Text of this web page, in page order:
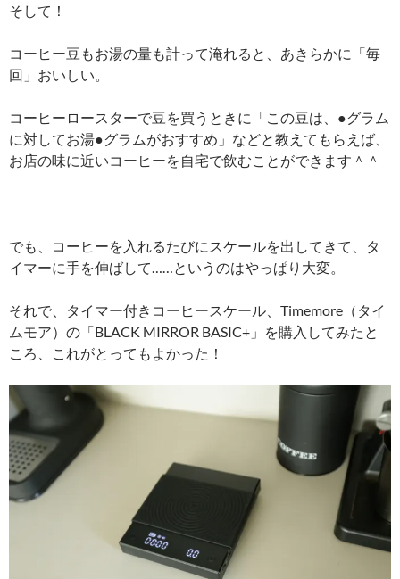
そして！
コーヒー豆もお湯の量も計って淹れると、あきらかに「毎
回」おいしい。
コーヒーロースターで豆を買うときに「この豆は、●グラム
に対してお湯●グラムがおすすめ」などと教えてもらえば、
お店の味に近いコーヒーを自宅で飲むことができます＾＾
でも、コーヒーを入れるたびにスケールを出してきて、タ
イマーに手を伸ばして……というのはやっぱり大変。
それで、タイマー付きコーヒースケール、Timemore（タイ
ムモア）の「BLACK MIRROR BASIC+」を購入してみたと
ころ、これがとってもよかった！